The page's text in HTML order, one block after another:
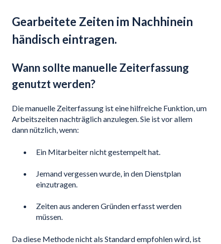
Gearbeitete Zeiten im Nachhinein
händisch eintragen.
Wann sollte manuelle Zeiterfassung
genutzt werden?
Die manuelle Zeiterfassung ist eine hilfreiche Funktion, um
Arbeitszeiten nachträglich anzulegen. Sie ist vor allem
dann nützlich, wenn:
Ein Mitarbeiter nicht gestempelt hat.
Jemand vergessen wurde, in den Dienstplan
einzutragen.
Zeiten aus anderen Gründen erfasst werden
müssen.
Da diese Methode nicht als Standard empfohlen wird, ist